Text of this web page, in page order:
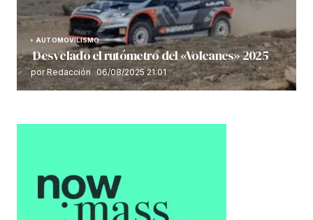
AUTOMOVILISMO
Desvelado el rutómetro del «Volcanes» 2025
por Redacción 06/08/2025 21:01